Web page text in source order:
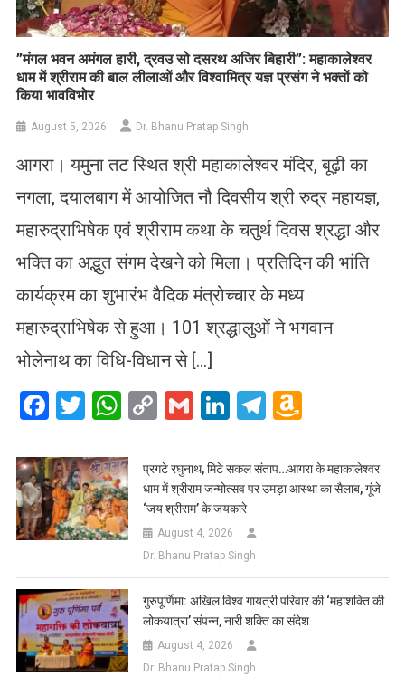
​”मंगल भवन अमंगल हारी, द्रवउ सो दसरथ अजिर बिहारी”: महाकालेश्वर
धाम में श्रीराम की बाल लीलाओं और विश्वामित्र यज्ञ प्रसंग ने भक्तों को
किया भावविभोर
August 5, 2026 Dr. Bhanu Pratap Singh
आगरा। यमुना तट स्थित श्री महाकालेश्वर मंदिर, बूढ़ी का
नगला, दयालबाग में आयोजित नौ दिवसीय श्री रुद्र महायज्ञ,
महारुद्राभिषेक एवं श्रीराम कथा के चतुर्थ दिवस श्रद्धा और
भक्ति का अद्भुत संगम देखने को मिला। प्रतिदिन की भांति
कार्यक्रम का शुभारंभ वैदिक मंत्रोच्चार के मध्य
महारुद्राभिषेक से हुआ। 101 श्रद्धालुओं ने भगवान
भोलेनाथ का विधि-विधान से […]
Facebook
Twitter
WhatsApp
CopyGmailLinkedIn
Telegram
List
प्रगटे रघुनाथ, मिटे सकल संताप…आगरा के महाकालेश्वर
धाम में श्रीराम जन्मोत्सव पर उमड़ा आस्था का सैलाब, गूंजे
‘जय श्रीराम’ के जयकारे
August 4, 2026
Dr. Bhanu Pratap Singh
गुरुपूर्णिमा: अखिल विश्व गायत्री परिवार की ‘महाशक्ति की
लोकयात्रा’ संपन्न, नारी शक्ति का संदेश
August 4, 2026
Dr. Bhanu Pratap Singh